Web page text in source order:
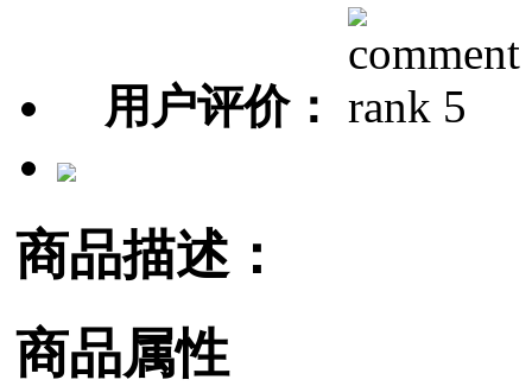
用户评价：
商品描述：
商品属性